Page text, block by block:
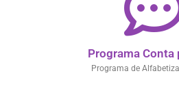
Programa Conta
Programa de